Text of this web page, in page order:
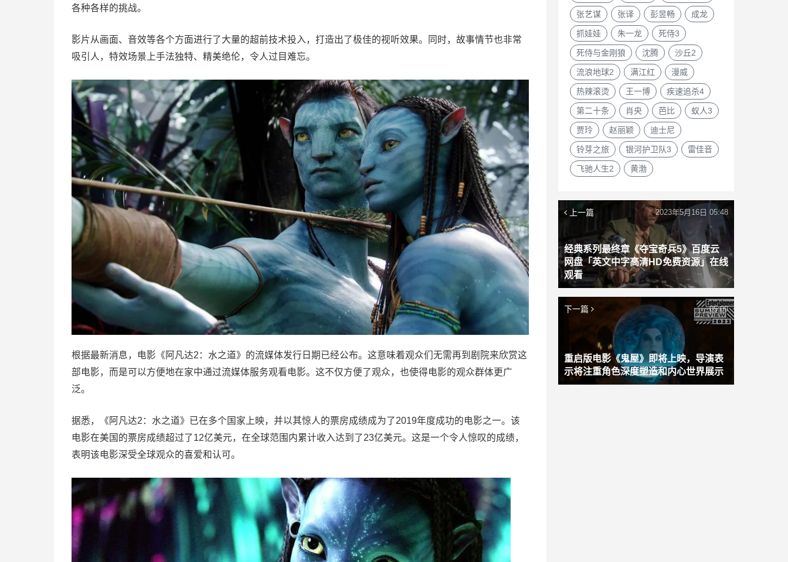
各种各样的挑战。
影片从画面、音效等各个方面进行了大量的超前技术投入，打造出了极佳的视听效果。同时，故事情节也非常
吸引人，特效场景上手法独特、精美绝伦，令人过目难忘。
根据最新消息，电影《阿凡达2：水之道》的流媒体发行日期已经公布。这意味着观众们无需再到剧院来欣赏这
部电影，而是可以方便地在家中通过流媒体服务观看电影。这不仅方便了观众，也使得电影的观众群体更广
泛。
据悉，《阿凡达2：水之道》已在多个国家上映，并以其惊人的票房成绩成为了2019年度成功的电影之一。该
电影在美国的票房成绩超过了12亿美元，在全球范围内累计收入达到了23亿美元。这是一个令人惊叹的成绩，
表明该电影深受全球观众的喜爱和认可。
张艺谋 张译 彭昱畅 成龙
抓娃娃 朱一龙 死侍3
死侍与金刚狼 沈腾 沙丘2
流浪地球2 满江红 漫威
热辣滚烫 王一博 疾速追杀4
第二十条 肖央 芭比 蚁人3
贾玲 赵丽颖 迪士尼
铃芽之旅 银河护卫队3 雷佳音
飞驰人生2 黄渤
上一篇
经典系列最终章《夺宝奇兵5》百度云
网盘「英文中字高清HD免费资源」在线
观看
2023年5月16日 05:48
下一篇
重启版电影《鬼屋》即将上映，导演表
示将注重角色深度塑造和内心世界展示
05:09